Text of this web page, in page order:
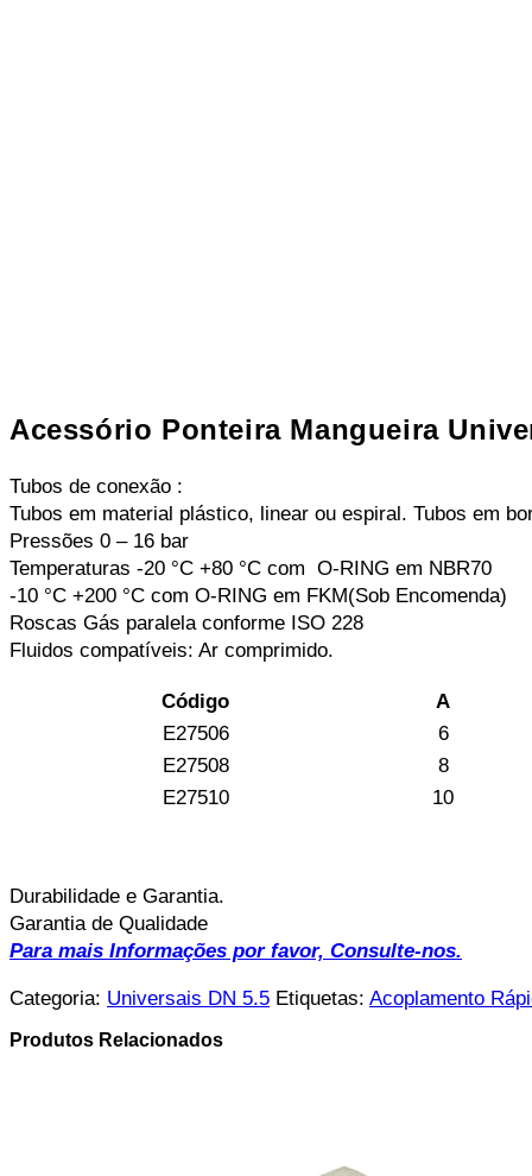
Acessório Ponteira Mangueira
Tubos de conexão :
Tubos em material plástico, linear ou espiral. Tubos em
Pressões 0 – 16 bar
Temperaturas -20 °C +80 °C com O-RING em NBR70
-10 °C +200 °C com O-RING em FKM(Sob Encomenda)
Roscas Gás paralela conforme ISO 228
Fluidos compatíveis: Ar comprimido.
Código
A
E27506
6
E27508
8
E27510
10
Durabilidade e Garantia.
Garantia de Qualidade
Para mais Informações por favor, Consulte-nos.
Categoria: Universais DN 5.5 Etiquetas: Acoplamento
Produtos Relacionados